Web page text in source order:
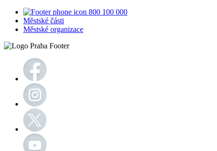
800 100 000
Městské části
Městské organizace